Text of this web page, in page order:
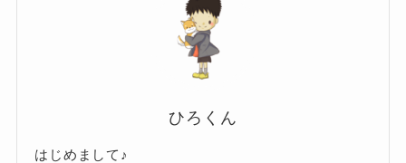
ひろくん
はじめまして♪